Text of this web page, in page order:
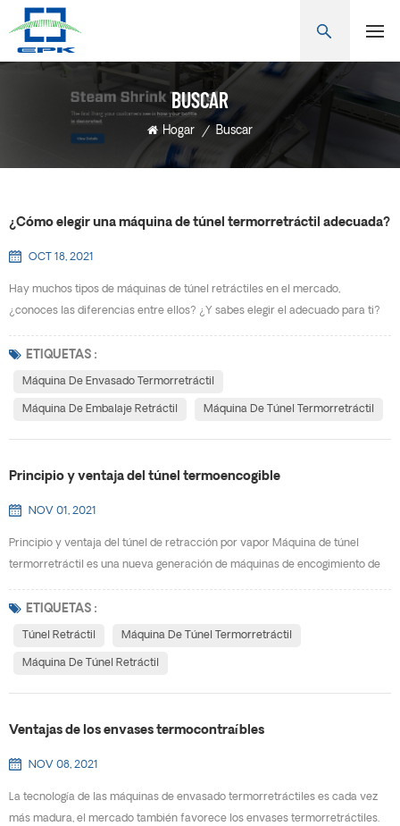
BUSCAR
Hogar / Buscar
¿Cómo elegir una máquina de túnel termorretráctil adecuada?
OCT 18, 2021
Hay muchos tipos de máquinas de túnel retráctiles en el mercado,
¿conoces las diferencias entre ellos? ¿Y sabes elegir el adecuado para ti?
encogimiento de calor, máquina de encogimiento, máquina de envasado de
encogimiento de calor, Máquina de envasado de película retráctil, máquina
ETIQUETAS :
Máquina De Envasado Termorretráctil
Máquina De Embalaje Retráctil Máquina De Túnel Termorretráctil
Principio y ventaja del túnel termoencogible
NOV 01, 2021
Principio y ventaja del túnel de retracción por vapor Máquina de túnel
termorretráctil es una nueva generación de máquinas de encogimiento de
mueve, se instala rápidamente y es fácil de ajustar. Puede usarse de forma
independiente o agregarse a la línea de producción. Usando la temperatura
ETIQUETAS :
Túnel Retráctil Máquina De Túnel Termorretráctil
Máquina De Túnel Retráctil
Ventajas de los envases termocontraíbles
NOV 08, 2021
La tecnología de las máquinas de envasado termorretráctiles es cada vez
más madura, el mercado también favorece los envases termorretráctiles.